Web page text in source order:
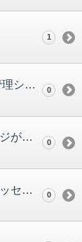
1
スクウェア・エニックス アカウント管理システム 会員情報変更について 0
ログインポイントのルール説明のページが旧来のままです 0
フォーラム機能の「複数選択：このメッセージを引用」ボタンについて 0